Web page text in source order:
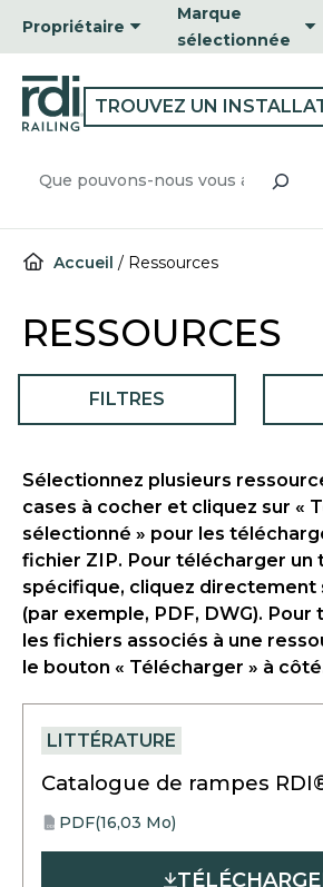
Propriétaire
Marque
sélectionnée
TROUVEZ UN
Accueil / Ressources
RESSOURCES
FILTRES
Sélectionnez plusieurs
cases à cocher et cliquez sur «
sélectionné » pour les
fichier ZIP. Pour télécharger un
spécifique, cliquez directement
(par exemple, PDF, DWG).
les fichiers associés à une
le bouton « Télécharger » à
LITTÉRATURE
Catalogue de rampes
PDF PDF(16,03 Mo)
opens
in